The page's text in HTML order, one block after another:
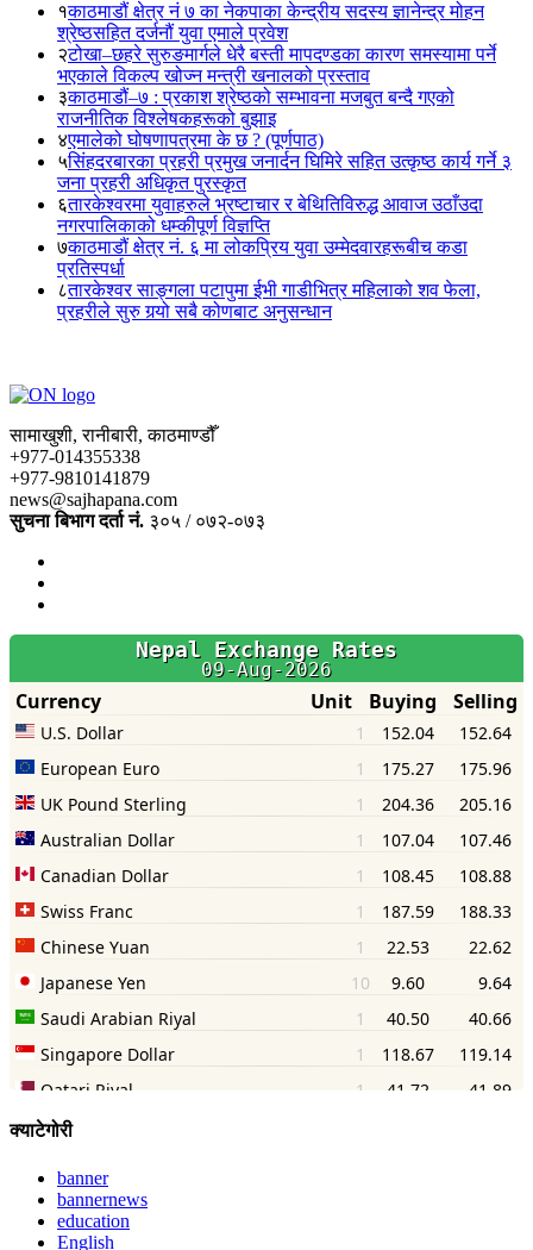
१काठमाडौं क्षेत्र नं ७ का नेकपाका केन्द्रीय सदस्य ज्ञानेन्द्र मोहन
श्रेष्ठसहित दर्जनौं युवा एमाले प्रवेश
२टोखा–छहरे सुरुङमार्गले धेरै बस्ती मापदण्डका कारण समस्यामा पर्ने
भएकाले विकल्प खोज्न मन्त्री खनालको प्रस्ताव
३काठमाडौं–७ : प्रकाश श्रेष्ठको सम्भावना मजबुत बन्दै गएको
राजनीतिक विश्लेषकहरूको बुझाइ
४एमालेको घोषणापत्रमा के छ ? (पूर्णपाठ)
५सिंहदरबारका प्रहरी प्रमुख जनार्दन घिमिरे सहित उत्कृष्ठ कार्य गर्ने ३
जना प्रहरी अधिकृत पुरस्कृत
६तारकेश्वरमा युवाहरुले भ्रष्टाचार र बेथितिविरुद्ध आवाज उठाँउदा
नगरपालिकाको धम्कीपूर्ण विज्ञप्ति
७काठमाडौं क्षेत्र नं. ६ मा लोकप्रिय युवा उम्मेदवारहरूबीच कडा
प्रतिस्पर्धा
८तारकेश्वर साङ्गला पटापुमा ईभी गाडीभित्र महिलाको शव फेला,
प्रहरीले सुरु गर्‍यो सबै कोणबाट अनुसन्धान
सामाखुशी, रानीबारी, काठमाण्डौँ
+977-014355338
+977-9810141879
news@sajhapana.com
सुचना बिभाग दर्ता नं. ३०५ / ०७२-०७३
क्याटेगोरी
banner
bannernews
education
English